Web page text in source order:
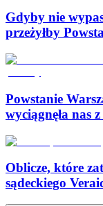
Gdyby nie
przeżyłby
Powstanie
wyciągnęła nas
Oblicze, które
sądeckiego